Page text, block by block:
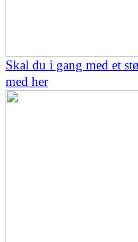
Skal du i gang med et
med her